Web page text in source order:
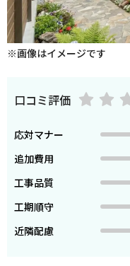
※画像はイメージです
口コミ評価
応対マナー
追加費用
工事品質
工期順守
近隣配慮